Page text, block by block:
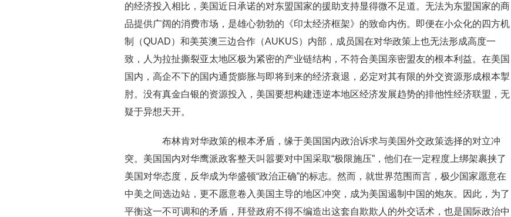
的经济投入相比，美国近日承诺的对东盟国家的援助支持显得微不足道。无法为东盟国家的商
品提供广阔的消费市场，是雄心勃勃的《印太经济框架》的致命内伤。即便在小众化的四方机
制（QUAD）和美英澳三边合作（AUKUS）内部，成员国在对华政策上也无法形成高度一
致，人为拉扯撕裂亚太地区极为紧密的产业链结构，不符合美国亲密盟友的根本利益。在美国
国内，高企不下的国内通货膨胀与即将到来的经济衰退，必定对其有限的外交资源形成根本掣
肘。没有真金白银的资源投入，美国要想构建违逆本地区经济发展趋势的排他性经济联盟，无
疑于异想天开。
布林肯对华政策的根本矛盾，缘于美国国内政治诉求与美国外交政策选择的对立冲
突。美国国内对华鹰派政客整天叫嚣要对中国采取“极限施压”，他们在一定程度上绑架裹挟了
美国对华态度，反华成为华盛顿“政治正确”的标志。然而，就世界范围而言，极少国家愿意在
中美之间选边站，更不愿意卷入美国主导的地区冲突，成为美国遏制中国的炮灰。因此，为了
平衡这一不可调和的矛盾，拜登政府不得不编造出这套自欺欺人的外交话术，也是国际政治中